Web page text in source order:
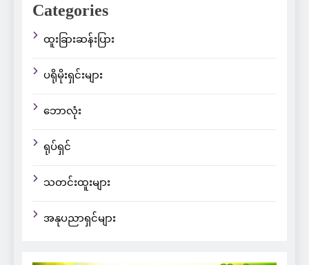
Categories
ထူးခြားဆန်းပြား
ပရိုမိုးရှင်းများ
ဘောလုံး
ရုပ်ရှင်
သတင်းထူးများ
အနုပညာရှင်များ